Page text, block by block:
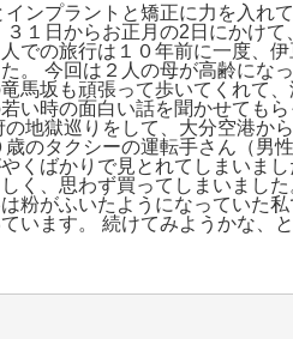
ンプラントと矯正に力を入れ
１日からお正月の2日にかけ
での旅行は１０年前に一度、伊
。 今回は２人の母が高齢にな
馬坂も頑張って歩いてくれて
い時の面白い話を聞かせても
地獄巡りをして、大分空港か
のタクシーの運転手さん（男
くばかりで見とれてしまいま
く、思わず買ってしまいました
粉がふいたようになっていた
います。 続けてみようかな、と